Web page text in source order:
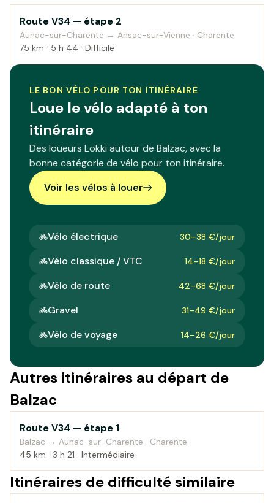
2
Route V34 — étape 2
Aunac-sur-Charente → Ansac-sur-Vienne · Charente
75 km · 5 h 44 · Difficile
LE BON VÉLO POUR TON ITINÉRAIRE
Loue le vélo adapté à ton
itinéraire
Des loueurs Lokki autour de Balzac, avec la
bonne catégorie de vélo pour ton itinéraire.
Voir les vélos à louer
Vélo électrique 30–38 €/jour
Vélo classique / VTC 14–18 €/jour
Vélo de route 42–68 €/jour
Gravel 31–49 €/jour
Vélo de voyage 14–26 €/jour
Autres itinéraires au départ de
Balzac
Campagne
Route V34 — étape 1
Balzac → Aunac-sur-Charente · Charente
45 km · 3 h 21 · Intermédiaire
Itinéraires de difficulté similaire